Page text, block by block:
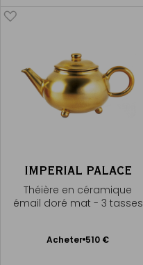
IMPERIAL PALACE
Théière en céramique
émail doré mat - 3 tasses
Acheter 510 €
Ajouter